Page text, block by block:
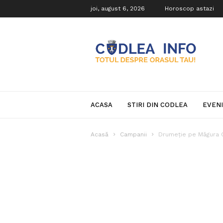
joi, august 6, 2026 Horoscop astazi
Info
ACASA STIRI DIN CODLEA
Acasă Campanii Drumeţie pe Măgura